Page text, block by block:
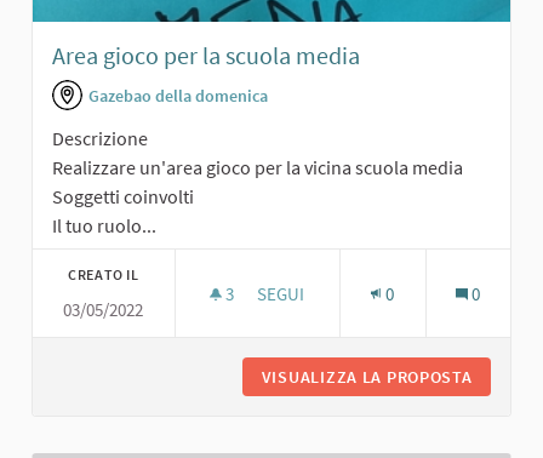
Area gioco per la scuola media
Gazebao della domenica
Descrizione
Realizzare un'area gioco per la vicina scuola media
Soggetti coinvolti
Il tuo ruolo...
CREATO IL
03/05/2022
3 3 SOSTENITORI
SEGUI 0 0
VISUALIZZA LA PROPOSTA